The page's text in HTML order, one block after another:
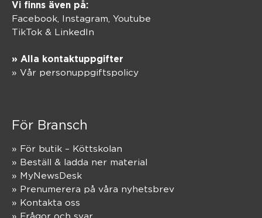
Vi finns även på:
Facebook, Instagram Youtube
TikTok & LinkedIn
» Alla kontaktuppgifter
» Vår personuppgiftspolicy
För Bransch
» För butik – Köttskolan
» Beställ & ladda ner material
» MyNewsDesk
» Prenumerera på våra nyhetsbrev
» Kontakta oss
» Frågor och svar